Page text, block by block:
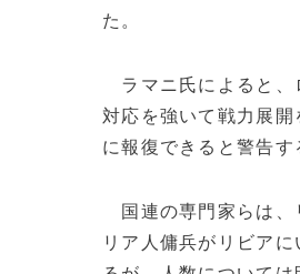
た。
ラマニ氏によると、
対応を強いて戦力展
に報復できると警告す
国連の専門家らは、
リア人傭兵がリビア